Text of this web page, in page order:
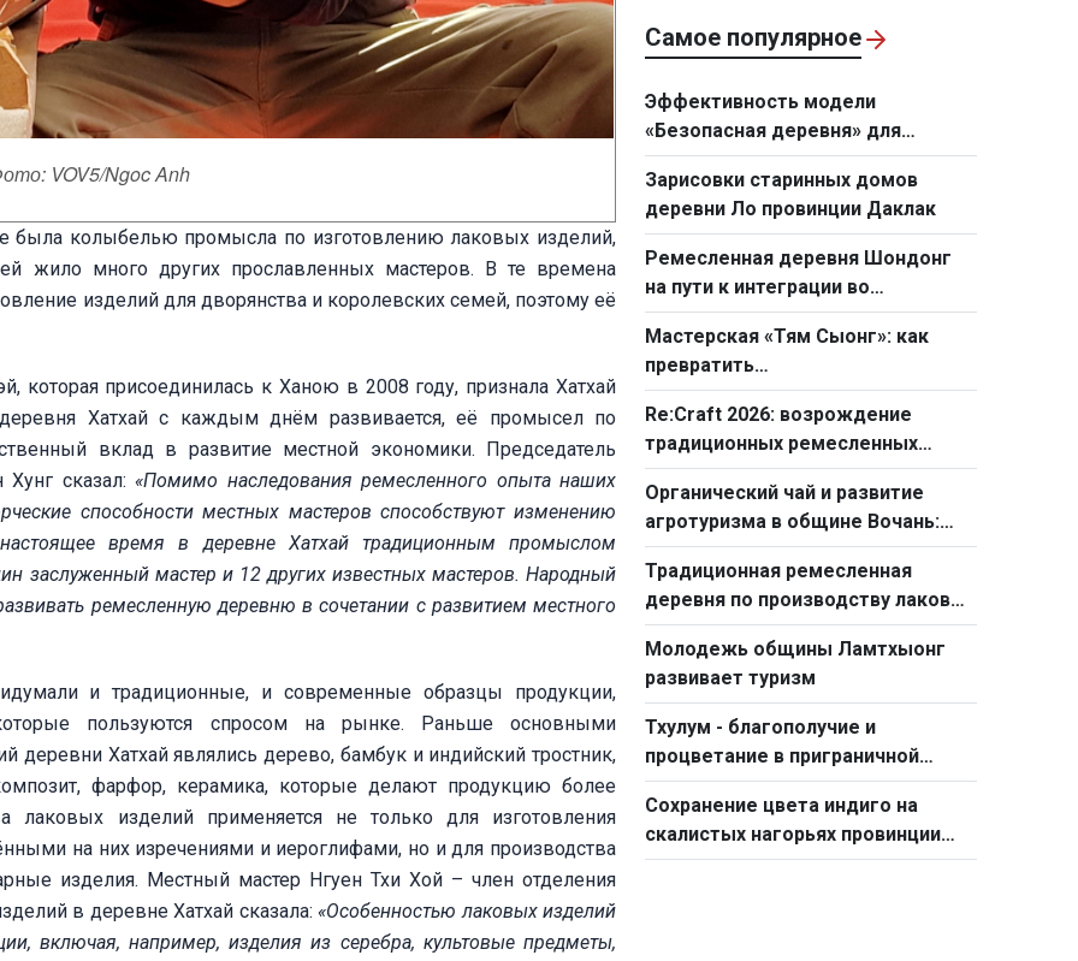
VOV5/Ngoc Anh
была колыбелью промысла по изготовлению лаковых изделий,
жило много других прославленных мастеров. В те времена
изделий для дворянства и королевских семей, поэтому её
которая присоединилась к Ханою в 2008 году, признала Хатхай
Хатхай с каждым днём развивается, её промысел по
вклад в развитие местной экономики. Председатель
сказал: «Помимо наследования ремесленного опыта наших
способности местных мастеров способствуют изменению
время в деревне Хатхай традиционным промыслом
заслуженный мастер и 12 других известных мастеров. Народный
ремесленную деревню в сочетании с развитием местного
и традиционные, и современные образцы продукции,
пользуются спросом на рынке. Раньше основными
деревни Хатхай являлись дерево, бамбук и индийский тростник,
фарфор, керамика, которые делают продукцию более
лаковых изделий применяется не только для изготовления
на них изречениями и иероглифами, но и для производства
изделия. Местный мастер Нгуен Тхи Хой – член отделения
в деревне Хатхай сказала: «Особенностью лаковых изделий
включая, например, изделия из серебра, культовые предметы,
Самое популярное
Эффективность модели
«Безопасная деревня» для
женщин и детей
Зарисовки старинных домов
деревни Ло провинции Даклак
Ремесленная деревня Шондонг
на пути к интеграции во
Всемирную сеть творческих
ремесленных городов
Мастерская «Тям Сыонг»: как
превратить
сельскохозяйственные отходы в
произведения искусства
Re:Craft 2026: возрождение
традиционных ремесленных
деревень через призму
молодежного творчества
Органический чай и развитие
агротуризма в общине Вочань:
новые горизонты провинции
Тхайнгуен
Традиционная ремесленная
деревня по производству лаковых
изделий Катданг обновляется на
пути интеграции
Молодежь общины Ламтхыонг
развивает туризм
Тхулум - благополучие и
процветание в приграничной
провинции Лайтяу
Сохранение цвета индиго на
скалистых нагорьях провинции
Лангшон